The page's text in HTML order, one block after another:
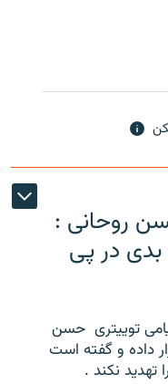
روحانی :
بدی در پی
توییتری ‌ حسن
داده و گفته است
تهدید نکند .